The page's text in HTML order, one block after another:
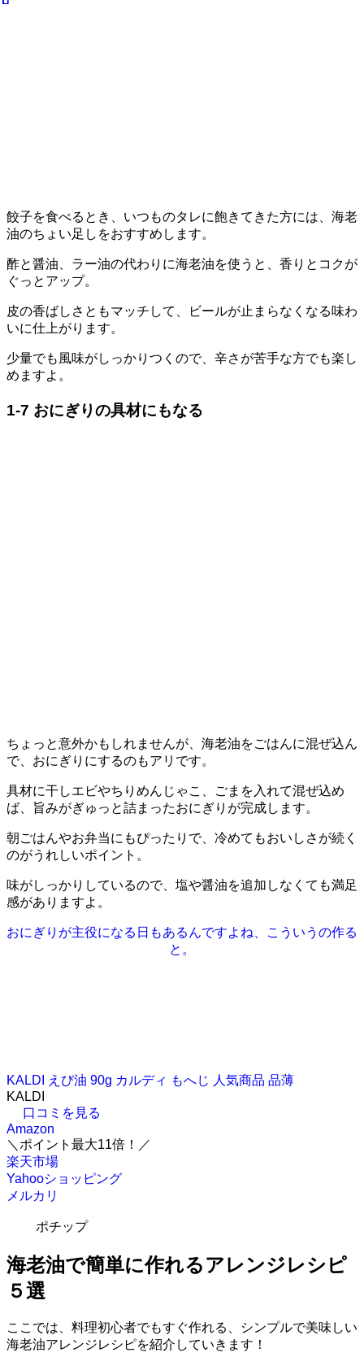
餃子を食べるとき、いつものタレに飽きてきた方には、海老
油のちょい足しをおすすめします。
酢と醤油、ラー油の代わりに海老油を使うと、香りとコクが
ぐっとアップ。
皮の香ばしさともマッチして、ビールが止まらなくなる味わ
いに仕上がります。
少量でも風味がしっかりつくので、辛さが苦手な方でも楽し
めますよ。
1-7 おにぎりの具材にもなる
ちょっと意外かもしれませんが、海老油をごはんに混ぜ込ん
で、おにぎりにするのもアリです。
具材に干しエビやちりめんじゃこ、ごまを入れて混ぜ込め
ば、旨みがぎゅっと詰まったおにぎりが完成します。
朝ごはんやお弁当にもぴったりで、冷めてもおいしさが続く
のがうれしいポイント。
味がしっかりしているので、塩や醤油を追加しなくても満足
感がありますよ。
おにぎりが主役になる日もあるんですよね、こういうの作る
と。
KALDI えび油 90g カルディ もへじ 人気商品 品薄
KALDI
口コミを見る
Amazon
＼ポイント最大11倍！／
楽天市場
Yahooショッピング
メルカリ
ポチップ
海老油で簡単に作れるアレンジレシピ
５選
ここでは、料理初心者でもすぐ作れる、シンプルで美味しい
海老油アレンジレシピを紹介していきます！